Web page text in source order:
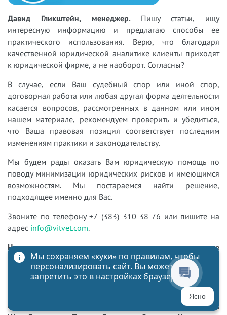
Давид Гликштейн, менеджер. Пишу статьи, ищу
интересную информацию и предлагаю способы ее
практического использования. Верю, что благодаря
качественной юридической аналитике клиенты приходят
к юридической фирме, а не наоборот. Согласны?
В случае, если Ваш судебный спор или иной спор,
договорная работа или любая другая форма деятельности
касается вопросов, рассмотренных в данном или ином
нашем материале, рекомендуем проверить и убедиться,
что Ваша правовая позиция соответствует последним
изменениям практики и законодательству.
Мы будем рады оказать Вам юридическую помощь по
поводу минимизации юридических рисков и имеющимся
возможностям. Мы постараемся найти решение,
подходящее именно для Вас.
Звоните по телефону +7 (383) 310-38-76 или пишите на
адрес info@vitvet.com.
Наша юридическая компания оказывает различные
юридические услуги в разных городах России (в т.ч.
Новосибирск, Томск, Омск, Барнаул, Красноярск,
Кемерово, Новокузнецк, Иркутск, Чита, Владивосток,
Москва, Санкт-Петербург, Екатеринбург, Нижний
Новгород, Казань, Самара, Челябинск, Ростов-на-Дону,
Мы сохраняем «куки» по правилам, чтобы
персонализировать сайт. Вы можете
запретить это в настройках браузера
Ясно